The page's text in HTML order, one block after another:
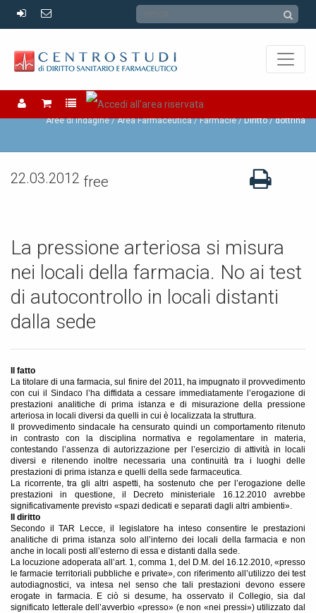
Farmacie
Aree di Indagine / Area Farmaceutica / Farmacie Diritto / dottrina
22.03.2012 free
La pressione arteriosa si misura
nei locali della farmacia. No ai test
di autocontrollo in locali distanti
dalla sede
Il fatto
La titolare di una farmacia, sul finire del 2011, ha impugnato il provvedimento
con cui il Sindaco l’ha diffidata a cessare immediatamente l’erogazione di
prestazioni analitiche di prima istanza e di misurazione della pressione
arteriosa in locali diversi da quelli in cui è localizzata la struttura.
Il provvedimento sindacale ha censurato quindi un comportamento ritenuto
in contrasto con la disciplina normativa e regolamentare in materia,
contestando l’assenza di autorizzazione per l’esercizio di attività in locali
diversi e ritenendo inoltre necessaria una continuità tra i luoghi delle
prestazioni di prima istanza e quelli della sede farmaceutica.
La ricorrente, tra gli altri aspetti, ha sostenuto che per l’erogazione delle
prestazioni in questione, il Decreto ministeriale 16.12.2010 avrebbe
significativamente previsto «spazi dedicati e separati dagli altri ambienti».
Il diritto
Secondo il TAR Lecce, il legislatore ha inteso consentire le prestazioni
analitiche di prima istanza solo all’interno dei locali della farmacia e non
anche in locali posti all’esterno di essa e distanti dalla sede.
La locuzione adoperata all’art. 1, comma 1, del D.M. del 16.12.2010, «presso
le farmacie territoriali pubbliche e private», con riferimento all’utilizzo dei test
autodiagnostici, va intesa nel senso che tali prestazioni devono essere
erogate in farmacia. E ciò si desume, ha osservato il Collegio, sia dal
significato letterale dell’avverbio «presso» (e non «nei pressi») utilizzato dal